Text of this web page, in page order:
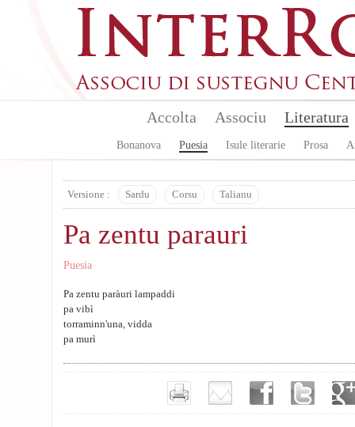
Accolta Associu Literatura
Bonanova Puesia Isule literarie Prosa
Versione : Sardu Corsu Talianu
Pa zentu parauri
Puesia
Pa zentu paràuri lampaddi
pa vibì
torraminn'una, vidda
pa murì